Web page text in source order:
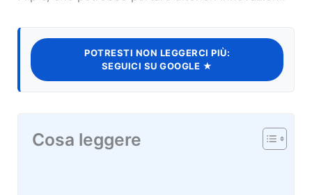
POTRESTI NON LEGGERCI PIÙ:
SEGUICI SU GOOGLE ★
Cosa leggere